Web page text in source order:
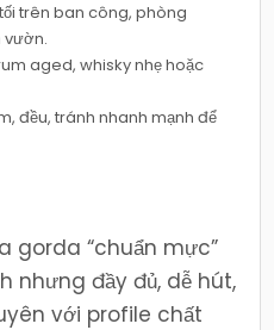
trên ban công, phòng
vườn.
aged, whisky nhẹ hoặc
đều, tránh nhanh mạnh để
gorda “chuẩn mực”
nhưng đầy đủ, dễ hút,
với profile chất